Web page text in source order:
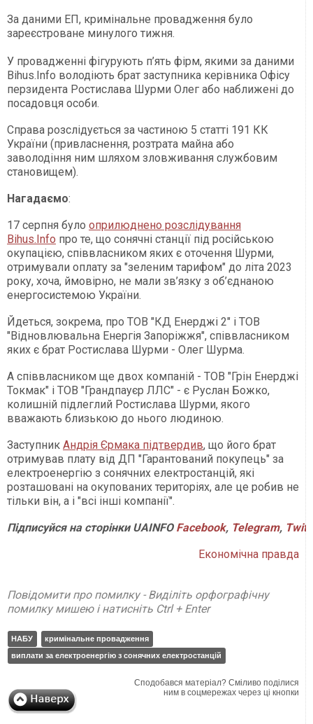
За даними ЕП, кримінальне провадження було
зареєстроване минулого тижня.
У провадженні фігурують п’ять фірм, якими за даними
Bihus.Info володіють брат заступника керівника Офісу
перзидента Ростислава Шурми Олег або наближені до
посадовця особи.
Справа розслідується за частиною 5 статті 191 КК
України (привласнення, розтрата майна або
заволодіння ним шляхом зловживання службовим
становищем).
Нагадаємо:
17 серпня було оприлюднено розслідування
Bihus.Info про те, що сонячні станції під російською
окупацією, співвласником яких є оточення Шурми,
отримували оплату за "зеленим тарифом" до літа 2023
року, хоча, ймовірно, не мали зв’язку з об’єднаною
енергосистемою України.
Йдеться, зокрема, про ТОВ "КД Енерджі 2" і ТОВ
"Відновлювальна Енергія Запоріжжя", співвласником
яких є брат Ростислава Шурми - Олег Шурма.
А співвласником ще двох компаній - ТОВ "Грін Енерджі
Токмак" і ТОВ "Грандпауєр ЛЛС" - є Руслан Божко,
колишній підлеглий Ростислава Шурми, якого
вважають близькою до нього людиною.
Заступник Андрія Єрмака підтвердив, що його брат
отримував плату від ДП "Гарантований покупець" за
електроенергію з сонячних електростанцій, які
розташовані на окупованих територіях, але це робив не
тільки він, а і "всі інші компанії".
Підписуйся на сторінки UAINFO Facebook, Telegram,
Економічна правда
Повідомити про помилку - Виділіть орфографічну
помилку мишею і натисніть Ctrl + Enter
НАБУ
кримінальне провадження
виплати за електроенергію з сонячних електростанцій
Сподобався матеріал? Сміливо поділися
ним в соцмережах через ці кнопки